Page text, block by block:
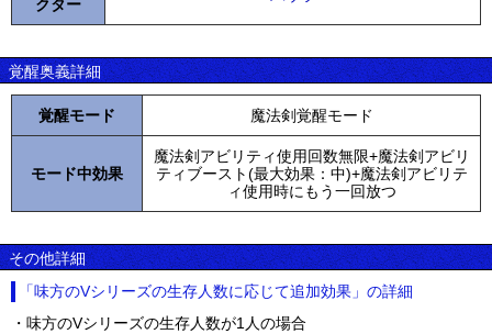
クター
覚醒奥義詳細
覚醒モード 魔法剣覚醒モード
モード中効果
魔法剣アビリティ使用回数無限+魔法剣アビリ
ティブースト(最大効果：中)+魔法剣アビリテ
ィ使用時にもう一回放つ
その他詳細
「味方のVシリーズの生存人数に応じて追加効果」の詳細
・味方のVシリーズの生存人数が1人の場合